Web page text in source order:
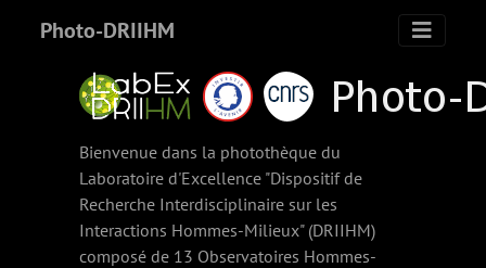
Photo-DRIIHM
Bienvenue dans la photothèque du
Laboratoire d'Excellence "Dispositif de
Recherche Interdisciplinaire sur les
Interactions Hommes-Milieux" (DRIIHM)
composé de 13 Observatoires Hommes-